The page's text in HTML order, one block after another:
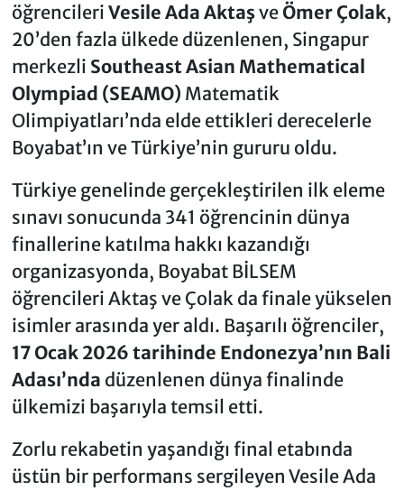
öğrencileri Vesile Ada Aktaşve Ömer Çolak,
20’den fazla ülkede düzenlenen, Singapur
merkezli Southeast Asian Mathematical
Olympiad (SEAMO) Matematik
Olimpiyatları’nda elde ettikleri derecelerle
Boyabat’ın ve Türkiye’nin gururu oldu.
Türkiye genelinde gerçekleştirilen ilk eleme
sınavı sonucunda 341 öğrencinin dünya
finallerine katılma hakkı kazandığı
organizasyonda, Boyabat BİLSEM
öğrencileri Aktaş ve Çolak da finale yükselen
isimler arasında yer aldı. Başarılı öğrenciler,
17 Ocak 2026 tarihinde Endonezya’nın Bali
Adası’nda düzenlenen dünya finalinde
ülkemizi başarıyla temsil etti.
Zorlu rekabetin yaşandığı final etabında
üstün bir performans sergileyen Vesile Ada